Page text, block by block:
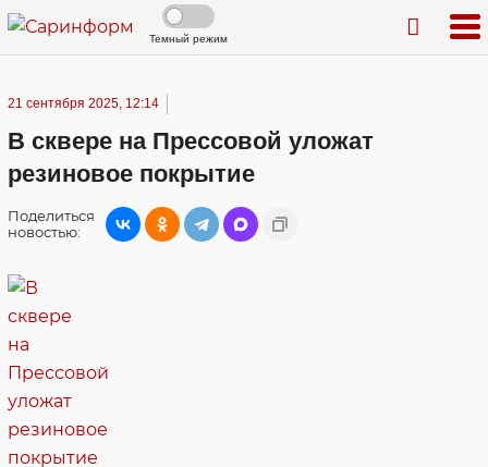
Темный режим
21 сентября 2025, 12:14
В сквере на Прессовой уложат
резиновое покрытие
Поделиться
новостью: